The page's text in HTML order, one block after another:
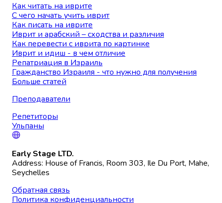
Как читать на иврите
С чего начать учить иврит
Как писать на иврите
Иврит и арабский – сходства и различия
Как перевести с иврита по картинке
Иврит и идиш - в чем отличие
Репатриация в Израиль
Гражданство Израиля - что нужно для получения
Больше статей
Преподаватели
Репетиторы
Ульпаны
Early Stage LTD.
Address: House of Francis, Room 303, Ile Du Port, Mahe,
Seychelles
Обратная связь
Политика конфиденциальности